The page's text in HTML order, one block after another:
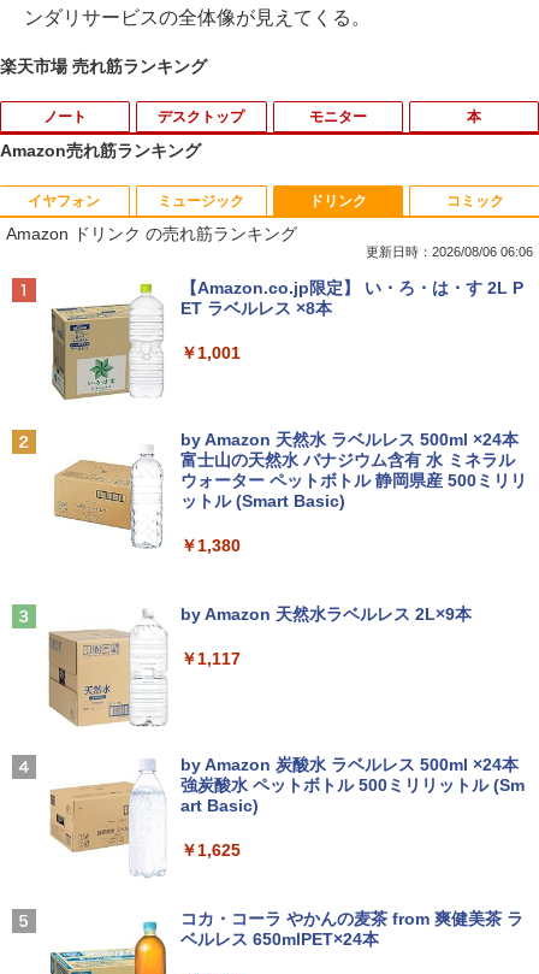
ンダリサービスの全体像が見えてくる。
楽天市場 売れ筋ランキング
ノート
1
【8/05.8/10限定！お買い物マラソン×5の
つく日｜ポイント最大49.5倍】【中古・
本体のみ・コードあり・充電器付き】Le
novo 300e Chromebook 2nd Gen 81M
B0034JP Bランク【日曜日以外即日発
送】【送料無料】
￥5,380
MS限定クーポンあり! 高性能 第10世代 C
eleron CPUにアップグレード中! 中古ノ
ートパソコン Windows11 SSD換装対応
中古パソコン ノート Windows11 おまか
e付き ノートパソコン 中古 パソコン ノ
￥19,800
付き Windows11 Panasonic レッツノー
ト Let's note CF-SV7 中古ノートパソコ
ン 軽量 ノートパソコン 薄型 パソコン 中
デスクトップ
1
【高速SSD128GB＋大容量HDD500GB】
超小型・省スペース 中古デスクトップP
C ミニPC 中古パソコン メモリ4GB Win
dows11 Microsoft Office2024 Dell Opt
iPlex 3070 第9世代 Core i3-9100T 無線
LAN USB3.0
￥22,980
Dell OptiPlex 3050 SFF 第7世代 Core i
5 メモリ16GB SSD 512GB Office付き H
DMI Windows11 デスクトップパソコン
中古パソコン
￥32,800
古デスクトップパソコン 第10世代 Core i
￥33,980
【ポイント10倍】美品 HP 400 G6 SF 9
き デスクトップパソコン 中古パソコン P
C Windows11 pro Win11 3画面 PC 800
モニター
1
HP ProDisplay P222va 液晶モニター 2
1.5インチワイド 黒 ブラック 1920×1080
（フルHD）白色LEDバックライト VAパ
ネル ミニ D-sub VGA DisplayPort ディ
スプレイ【中古】
2
ーアームガス式液晶ディスプレイアーム
15-32インチ対応 耐荷重2-6.5kg 3軸 垂
直 水平 多関節 JN-GB12SV JN-GB12SV
JN-GB12SV
￥5,437
24v G4 IPSパネル フルHD HDMI VGA 中
モバイルモニター 15.6インチ InnoView
FHD ポータブルモニター IPS液晶パネル
SBType-C/標準HDMI対応【選べる種
類】タッチ/ケース付き/4Kタイプ
本
1
あさドラ！（10） （ビッグ コミックス
〔スペシャル〕） [ 浦沢直樹 ]
￥990
￥880
ミウラ折り小冊子付き 宇宙兄弟（46）
￥1,650
[ 有吉 京子 ]
Amazon売れ筋ランキング
イヤフォン
Anker Soundcore P40i オフホワイト
Anker Soundcore P31i ブラック
￥4,990
ラック
￥14,990
レスイヤホン bluetooth イヤホン V12 小型
軽量 ブルートゥースHi-Fi 最大36時間再生 ぶ
るーとゅーす コードレス ENCノイズキャン
付き 防水 タッチ式音量調整 スポーツ/通勤/通
￥1,964
ミュージック
BRUCE WAYNE feat. Flo Milli, ATL Jacob
[Explicit]
￥250
BRUCE WAYNE feat. Flo Milli, ATL Jacob
[Explicit]
￥250
￥250
￥250
ドリンク
Amazon ドリンク の売れ筋ランキング
更新日時：2026/08/06 06:06
【Amazon.co.jp限定】 い・ろ・は・す 2L P
ET ラベルレス ×8本
￥1,001
by Amazon 天然水 ラベルレス 500ml ×24本
富士山の天然水 バナジウム含有 水 ミネラル
ウォーター ペットボトル 静岡県産 500ミリリ
ットル (Smart Basic)
￥1,380
by Amazon 天然水ラベルレス 2L×9本
￥1,117
by Amazon 炭酸水 ラベルレス 500ml ×24本
強炭酸水 ペットボトル 500ミリリットル (Sm
art Basic)
￥1,625
コカ・コーラ やかんの麦茶 from 爽健美茶 ラ
ベルレス 650mlPET×24本
コミック